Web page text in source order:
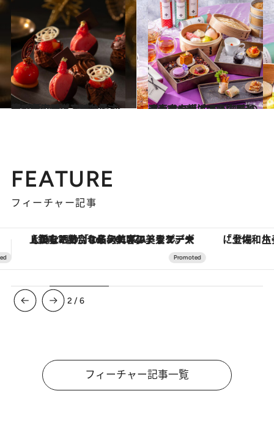
2024.11.26
寒い冬にほっこりと。ホリデーシーズンにも最適！ 香り高く甘やかなショコラアフタヌーンティー3選
旅＆お出かけ 2024.11.5
【東京・横浜・名古屋】ランチやディナーにも最適！ ホテル中国料理店のチャイニーズアフタヌーンティー
旅＆お出かけ
FEATURE
フィーチャー記事
「土佐和ハーブかき氷」がOMO7高知に登場！生姜、山椒、大葉など目にも舌にも涼を呼ぶ郷土の味 ヴァシュロン・コンスタンタ
3 /6
フィーチャー記事一覧